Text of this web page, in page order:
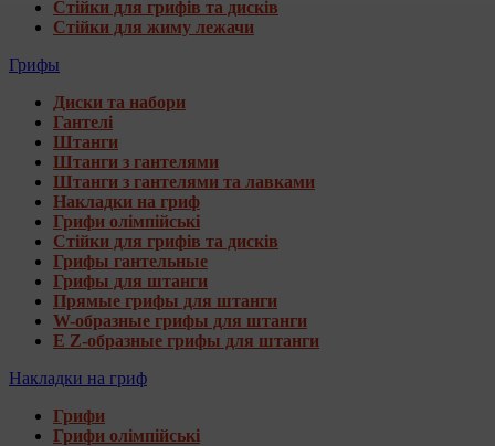
Стійки для грифів та дисків
Стійки для жиму лежачи
Грифы
Диски та набори
Гантелі
Штанги
Штанги з гантелями
Штанги з гантелями та лавками
Накладки на гриф
Грифи олімпійські
Стійки для грифів та дисків
Грифы гантельные
Грифы для штанги
Прямые грифы для штанги
W-образные грифы для штанги
E Z-образные грифы для штанги
Накладки на гриф
Грифи
Грифи олімпійські